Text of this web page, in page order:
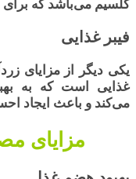
کلسیم می‌باشد که
فیبر غذایی
یکی دیگر از مزایای
غذایی است که به
می‌کند و باعث ایجاد
مزایای